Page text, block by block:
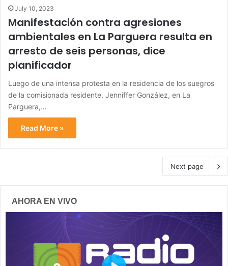
July 10, 2023
Manifestación contra agresiones
ambientales en La Parguera resulta en
arresto de seis personas, dice
planificador
Luego de una intensa protesta en la residencia de los suegros
de la comisionada residente, Jenniffer González, en La
Parguera,…
Read More »
Next page
AHORA EN VIVO